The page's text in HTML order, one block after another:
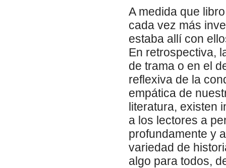
A medida que
cada vez más
estaba allí con
En retrospectiva,
de trama o en el
reflexiva de la
empática de
literatura, existen
a los lectores a
profundamente y
variedad de
algo para todos,